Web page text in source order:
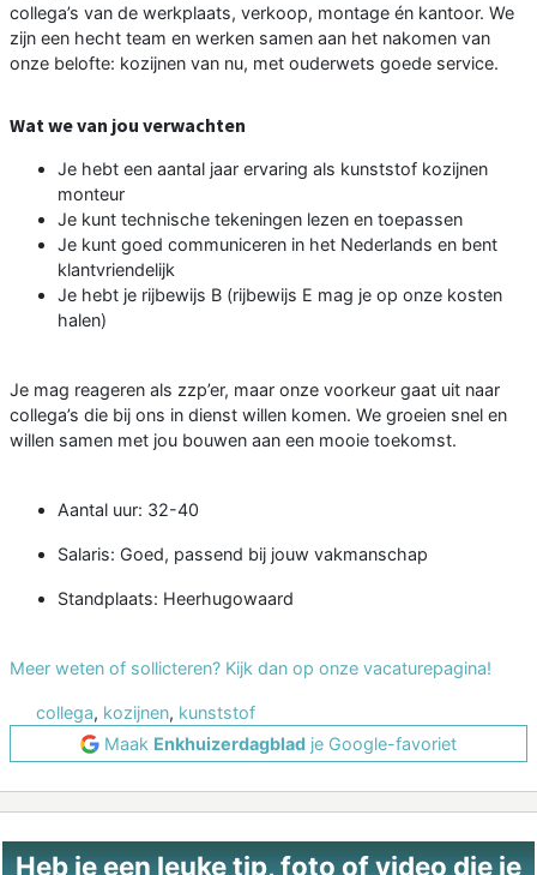
collega’s van de werkplaats, verkoop, montage én kantoor. We
zijn een hecht team en werken samen aan het nakomen van
onze belofte: kozijnen van nu, met ouderwets goede service.
Wat we van jou verwachten
Je hebt een aantal jaar ervaring als kunststof kozijnen
monteur
Je kunt technische tekeningen lezen en toepassen
Je kunt goed communiceren in het Nederlands en bent
klantvriendelijk
Je hebt je rijbewijs B (rijbewijs E mag je op onze kosten
halen)
Je mag reageren als zzp’er, maar onze voorkeur gaat uit naar
collega’s die bij ons in dienst willen komen. We groeien snel en
willen samen met jou bouwen aan een mooie toekomst.
Aantal uur: 32-40
Salaris: Goed, passend bij jouw vakmanschap
Standplaats: Heerhugowaard
Meer weten of sollicteren? Kijk dan op onze vacaturepagina!
collega, kozijnen, kunststof
Maak Enkhuizerdagblad je Google-favoriet
Heb je een leuke tip, foto of video die je